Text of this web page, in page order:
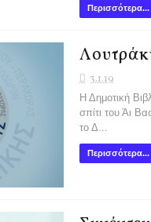
Περισσότερα...
3.1.19
Η Δημοτική
σπίτι του Άι
το Δ...
Περισσότερα...